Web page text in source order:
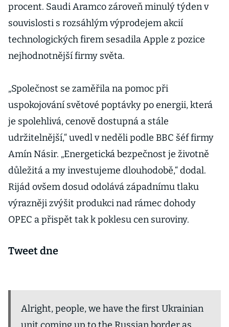
procent. Saudi Aramco zároveň minulý týden v
souvislosti s rozsáhlým výprodejem akcií
technologických firem sesadila Apple z pozice
nejhodnotnější firmy světa.
„Společnost se zaměřila na pomoc při
uspokojování světové poptávky po energii, která
je spolehlivá, cenově dostupná a stále
udržitelnější,“ uvedl v neděli podle BBC šéf firmy
Amín Násir. „Energetická bezpečnost je životně
důležitá a my investujeme dlouhodobě,“ dodal.
Rijád ovšem dosud odolává západnímu tlaku
výrazněji zvýšit produkci nad rámec dohody
OPEC a přispět tak k poklesu cen suroviny.
Tweet dne
Alright, people, we have the first Ukrainian